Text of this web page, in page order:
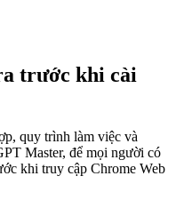
trước khi cài
quy trình làm việc và
Master, để mọi người có
khi truy cập Chrome Web